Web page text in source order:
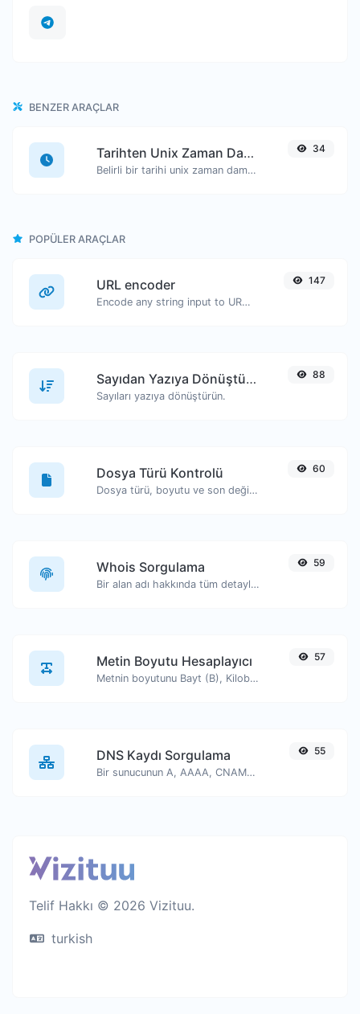
BENZER ARAÇLAR
Tarihten Unix Zaman Damgasına
Belirli bir tarihi unix zaman damgası formatına dönüştürün.
34
POPÜLER ARAÇLAR
URL encoder
Encode any string input to URL format.
147
Sayıdan Yazıya Dönüştürücü
Sayıları yazıya dönüştürün.
88
Dosya Türü Kontrolü
Dosya türü, boyutu ve son değiştirilme tarihi gibi bilgileri görüntüleyin.
60
Whois Sorgulama
Bir alan adı hakkında tüm detayları edinin.
59
Metin Boyutu Hesaplayıcı
Metnin boyutunu Bayt (B), Kilobayt (KB) veya Megabayt (MB) cinsinden alın.
57
DNS Kaydı Sorgulama
Bir sunucunun A, AAAA, CNAME, MX, NS, TXT, SOA DNS kayıtlarını bulun.
55
Telif Hakkı © 2026 Vizituu.
turkish